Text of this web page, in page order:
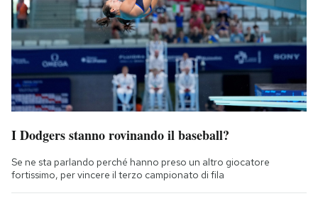
I Dodgers stanno rovinando il baseball?
Se ne sta parlando perché hanno preso un altro giocatore
fortissimo, per vincere il terzo campionato di fila